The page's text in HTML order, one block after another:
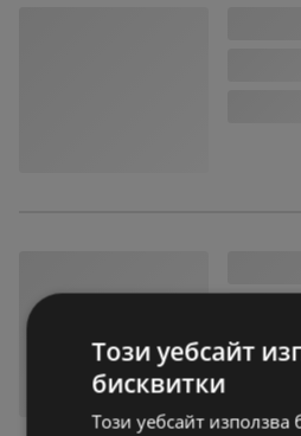
Този уебсайт
бисквитки
Този уебсайт използва